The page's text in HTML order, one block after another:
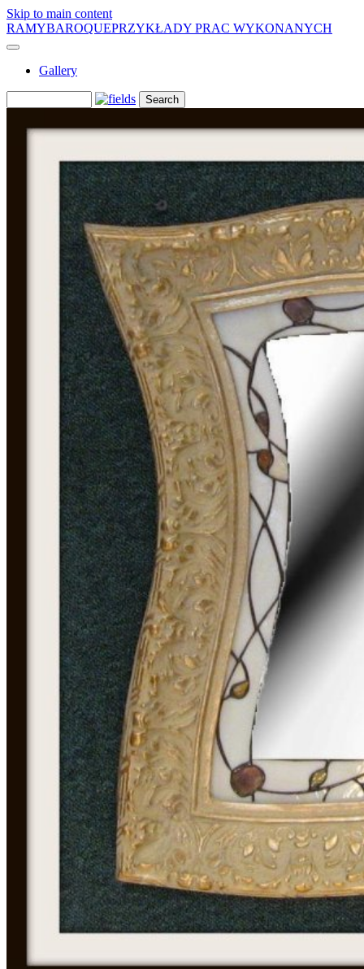
Skip to main content
RAMYBAROQUEPRZYKŁADY PRAC WYKONANYCH
Gallery